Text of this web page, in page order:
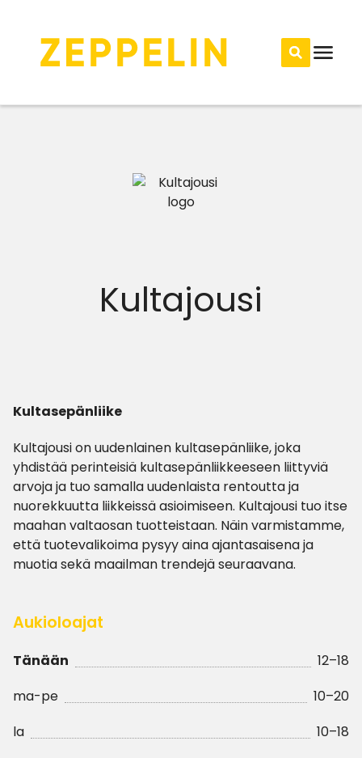
Kultajousi
Kultasepänliike
Kultajousi on uudenlainen kultasepänliike, joka
yhdistää perinteisiä kultasepänliikkeeseen liittyviä
arvoja ja tuo samalla uudenlaista rentoutta ja
nuorekkuutta liikkeissä asioimiseen. Kultajousi tuo itse
maahan valtaosan tuotteistaan. Näin varmistamme,
että tuotevalikoima pysyy aina ajantasaisena ja
muotia sekä maailman trendejä seuraavana.
Aukioloajat
Tänään
12–18
ma-pe
10–20
la
10–18